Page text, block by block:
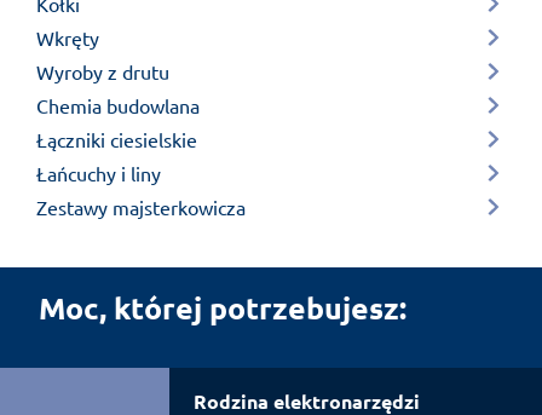
Wkręty
Wyroby z drutu
Chemia budowlana
Łączniki ciesielskie
Łańcuchy i liny
Zestawy majsterkowicza
Moc, której potrzebujesz:
Rodzina elektronarzędzi